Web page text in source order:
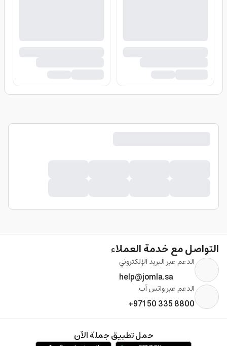
التواصل مع خدمة العملاء
الدعم عبر البريد الإلكتروني
help@jomla.sa
الدعم عبر واتس آب
+971 50 335 8800
حمل تطبيق جملة الآن